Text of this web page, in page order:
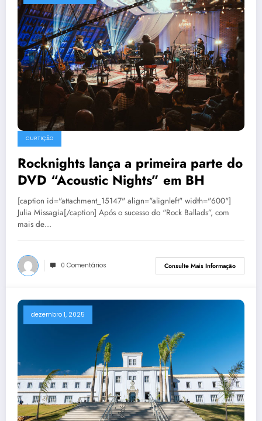
CURTIÇÃO
Rocknights lança a primeira parte do
DVD “Acoustic Nights” em BH
[caption id="attachment_15147" align="alignleft" width="600"]
Julia Missagia[/caption] Após o sucesso do “Rock Ballads”, com
mais de…
0 Comentários Consulte Mais Informação
dezembro 1, 2025